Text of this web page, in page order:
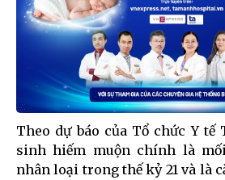
Theo dự báo của Tổ chức Y tế
sinh hiếm muộn chính là
nhân loại trong thế kỷ 21 và là